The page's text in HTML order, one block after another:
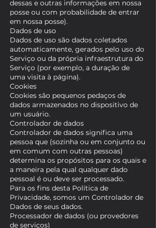
dessas e outras informações em nossa
posse ou com probabilidade de entrar
em nossa posse).
Dados de uso
Dados de uso são dados coletados
automaticamente, gerados pelo uso do
Serviço ou da própria infraestrutura do
Serviço (por exemplo, a duração de
uma visita à página).
Cookies
Cookies são pequenos pedaços de
dados armazenados no dispositivo de
um usuário.
Controlador de dados
Controlador de dados significa uma
pessoa que (sozinha ou em conjunto ou
em comum com outras pessoas)
determina os propósitos para os quais e
a maneira pela qual qualquer dado
pessoal é ou deve ser processado.
Para os fins desta Política de
Privacidade, somos um Controlador de
Dados de seus dados.
Processador de dados (ou provedores
de serviços)